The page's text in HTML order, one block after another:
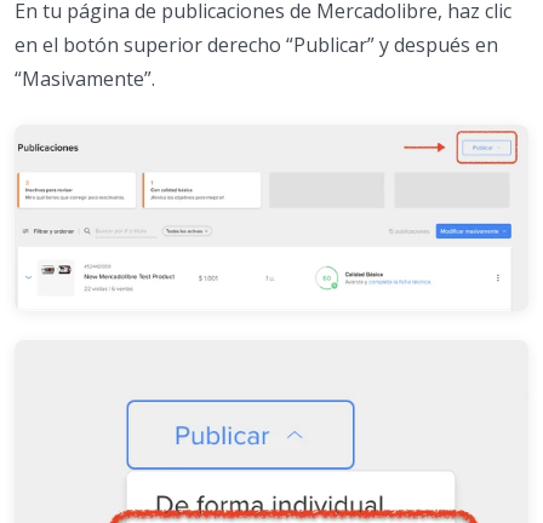
En tu página de publicaciones de Mercadolibre, haz clic
en el botón superior derecho “Publicar” y después en
“Masivamente”.